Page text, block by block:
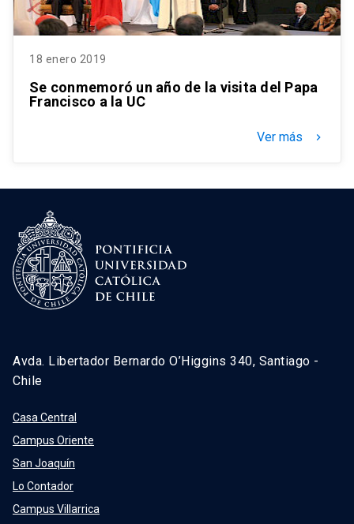
18 enero 2019
Se conmemoró un año de la visita del Papa
Francisco a la UC
Ver más keyboard_arrow_right
Avda. Libertador Bernardo O’Higgins 340, Santiago -
Chile
Casa Central
Campus Oriente
San Joaquín
Lo Contador
Campus Villarrica